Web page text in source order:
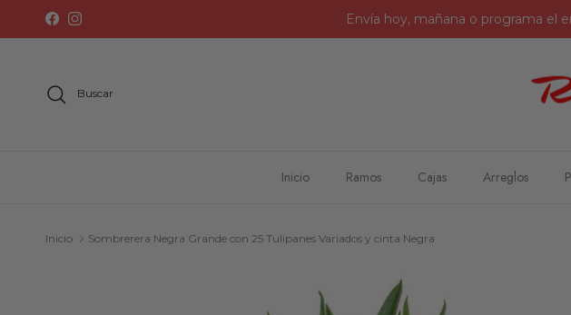
Ir al contenido
FacebookInstagram Envía hoy, mañana o programa el
Buscar
Inicio Ramos Cajas Arreglos
Inicio Sombrerera Negra Grande con 25 Tulipanes Variados y cinta Negra